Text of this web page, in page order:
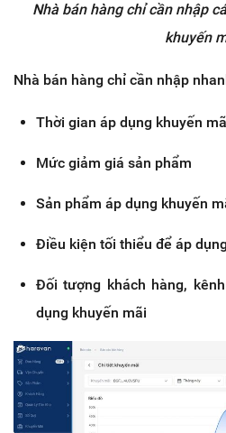
Nhà bán hàng chỉ cần nhập
khuyến
Nhà bán hàng chỉ cần nhập
Thời gian áp dụng khuyến
Mức giảm giá sản phẩm
Sản phẩm áp dụng khuyến
Điều kiện tối thiểu để áp
Đối tượng khách hàng,
dụng khuyến mãi